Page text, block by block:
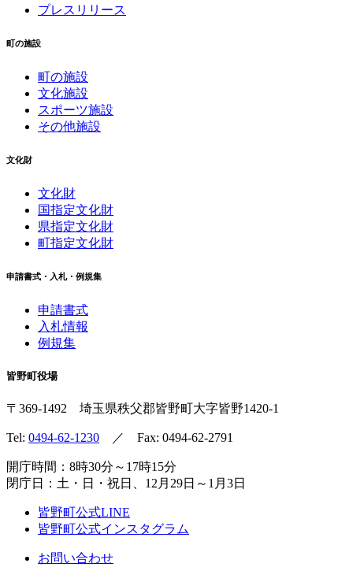
プレスリリース
町の施設
町の施設
文化施設
スポーツ施設
その他施設
文化財
文化財
国指定文化財
県指定文化財
町指定文化財
申請書式・入札・例規集
申請書式
入札情報
例規集
皆野町役場
〒369-1492 埼玉県秩父郡皆野町 大字皆野1420-1
Tel: 0494-62-1230 ／ Fax: 0494-62-2791
開庁時間：8時30分～17時15分
閉庁日：土・日・祝日、12月29日～1月3日
皆野町公式LINE
皆野町公式インスタグラム
お問い合わせ